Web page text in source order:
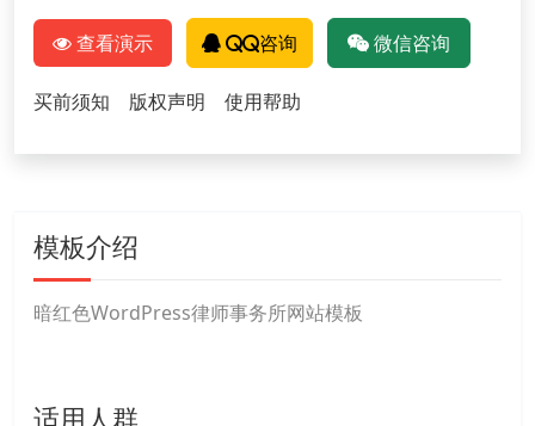
查看演示 QQ咨询 微信咨询
买前须知 版权声明 使用帮助
模板介绍
暗红色WordPress律师事务所网站模板
适用人群